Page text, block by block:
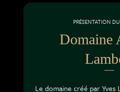
PRÉSENTATION
Domaine
Le domaine créé par Yves